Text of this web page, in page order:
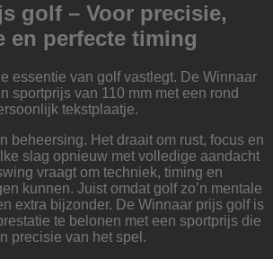
golf – Voor precisie,
en perfecte timing
essentie van golf vastlegt. De Winnaar
sportprijs van 110 mm met een rond
tekstplaatje.
beheersing. Het draait om rust, focus en
slag opnieuw met volledige aandacht
vraagt om techniek, timing en
kunnen. Juist omdat golf zo’n mentale
extra bijzonder. De Winnaar prijs golf is
te belonen met een sportprijs die
precisie van het spel.